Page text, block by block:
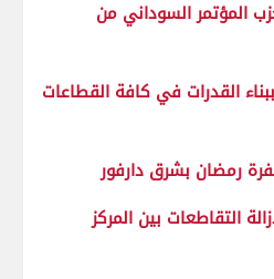
المؤتمر السوداني من
القدرات في كافة القطاعات
التقاطعات بين المركز